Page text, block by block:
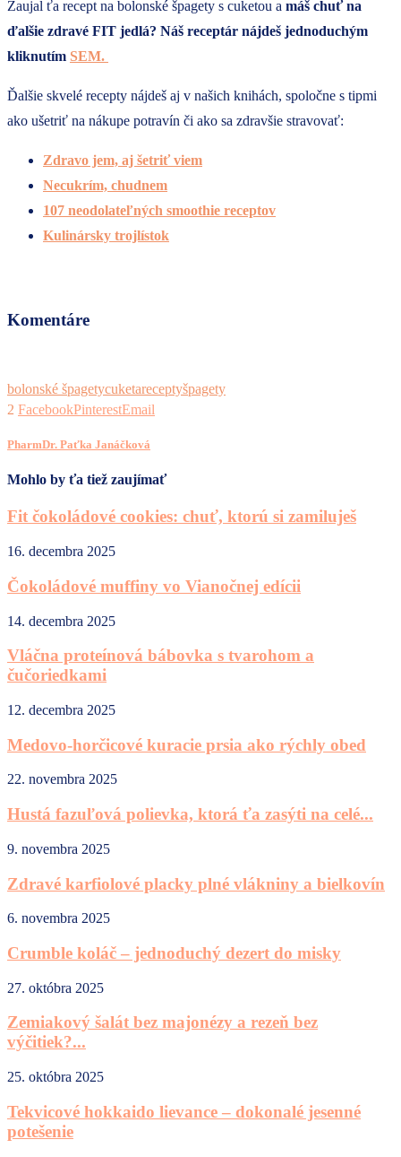
Zaujal ťa recept na bolonské špagety s cuketou a máš chuť na
ďalšie zdravé FIT jedlá? Náš receptár nájdeš jednoduchým
kliknutím SEM.
Ďalšie skvelé recepty nájdeš aj v našich knihách, spoločne s tipmi
ako ušetriť na nákupe potravín či ako sa zdravšie stravovať:
Zdravo jem, aj šetriť viem
Necukrím, chudnem
107 neodolateľných smoothie receptov
Kulinársky trojlístok
Komentáre
bolonské špagetycuketareceptyšpagety
2 FacebookPinterestEmail
PharmDr. Paťka Janáčková
Mohlo by ťa tiež zaujímať
Fit čokoládové cookies: chuť, ktorú si zamiluješ
16. decembra 2025
Čokoládové muffiny vo Vianočnej edícii
14. decembra 2025
Vláčna proteínová bábovka s tvarohom a
čučoriedkami
12. decembra 2025
Medovo-horčicové kuracie prsia ako rýchly obed
22. novembra 2025
Hustá fazuľová polievka, ktorá ťa zasýti na celé...
9. novembra 2025
Zdravé karfiolové placky plné vlákniny a bielkovín
6. novembra 2025
Crumble koláč – jednoduchý dezert do misky
27. októbra 2025
Zemiakový šalát bez majonézy a rezeň bez
výčitiek?...
25. októbra 2025
Tekvicové hokkaido lievance – dokonalé jesenné
potešenie